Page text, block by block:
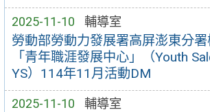
2025-11-10 輔導室
勞動部勞動力發展署高屏澎東分
「青年職涯發展中心」（Youth
YS）114年11月活動DM
2025-11-10 輔導室